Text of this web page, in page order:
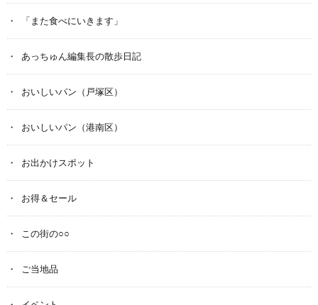
「また食べにいきます」
あっちゅん編集長の散歩日記
おいしいパン（戸塚区）
おいしいパン（港南区）
お出かけスポット
お得＆セール
この街の○○
ご当地品